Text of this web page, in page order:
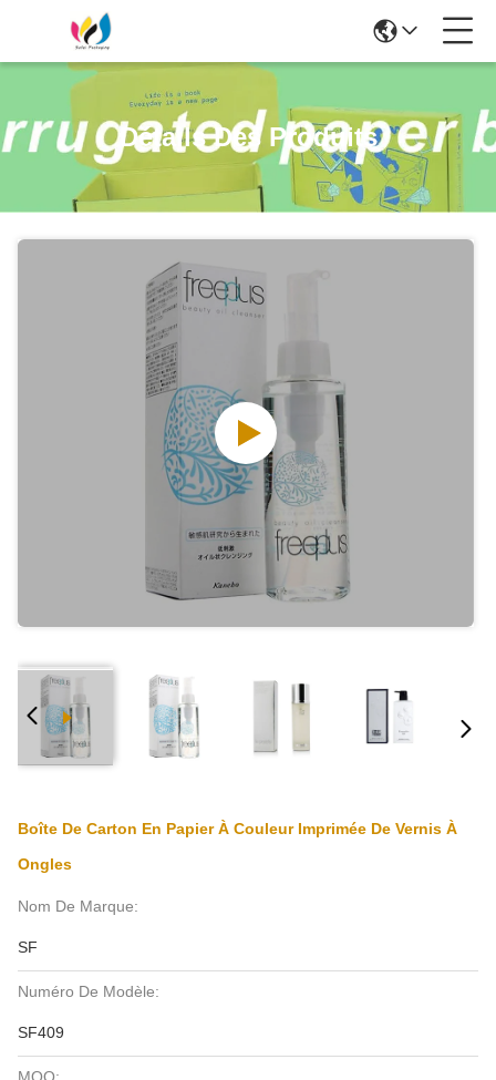
Détails Des Produits
Boîte De Carton En Papier À Couleur Imprimée De Vernis À
Ongles
Nom De Marque:
SF
Numéro De Modèle:
SF409